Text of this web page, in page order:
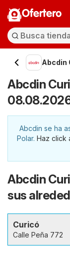
Ofertero
Abcdin
Abcdin
Abcdin se ha
Polar. Haz click
Abcdin
sus
Curicó
Calle Peña 772